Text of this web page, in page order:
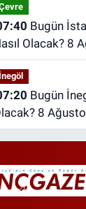
Olacak? 8
Hava
İnegöl
8
Hava